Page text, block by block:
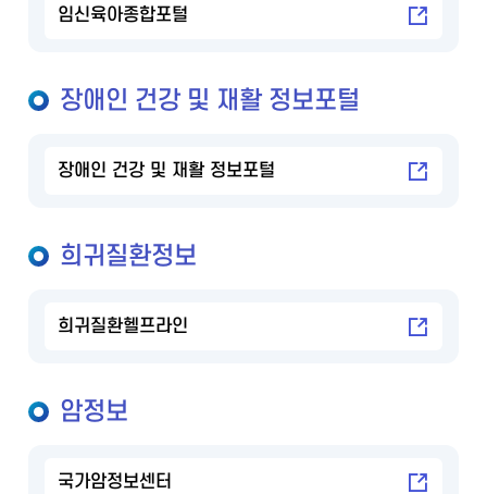
임신육아종합포털
장애인 건강 및 재활 정보포털
장애인 건강 및 재활 정보포털
희귀질환정보
희귀질환헬프라인
암정보
국가암정보센터